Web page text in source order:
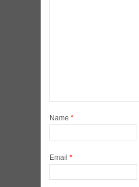
Name *
Email *